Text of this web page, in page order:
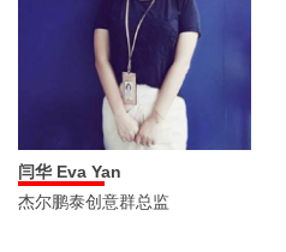
闫华 Eva Yan
杰尔鹏泰创意群总监